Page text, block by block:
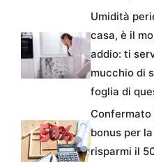
Umidità
casa, è il
addio: ti
mucchio di
foglia di
bonus per
risparmi il